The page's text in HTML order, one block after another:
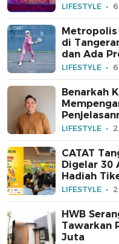
LIFESTYLE
Metropolis
di
dan Ada
LIFESTYLE
Benarkah
LIFESTYLE
CATAT
Digelar 30
Hadiah
LIFESTYLE
HWB
Tawarkan
Juta